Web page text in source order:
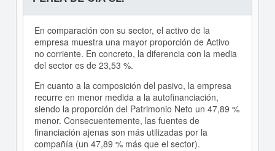
En comparación con su sector, el activo de la
empresa muestra una mayor proporción de Activo
no corriente. En concreto, la diferencia con la media
del sector es de 23,53 %.
En cuanto a la composición del pasivo, la empresa
recurre en menor medida a la autofinanciación,
siendo la proporción del Patrimonio Neto un 47,89 %
menor. Consecuentemente, las fuentes de
financiación ajenas son más utilizadas por la
compañía (un 47,89 % más que el sector).